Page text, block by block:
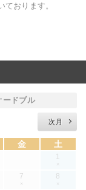
おります。
ードブル
次月
金 土
1
×
7
×
8
×